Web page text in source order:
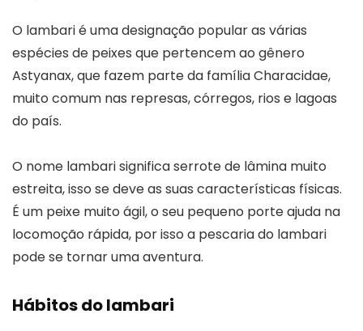
O lambari é uma designação popular as várias
espécies de peixes que pertencem ao gênero
Astyanax, que fazem parte da família Characidae,
muito comum nas represas, córregos, rios e lagoas
do país.
O nome lambari significa serrote de lâmina muito
estreita, isso se deve as suas características físicas.
É um peixe muito ágil, o seu pequeno porte ajuda na
locomoção rápida, por isso a pescaria do lambari
pode se tornar uma aventura.
Hábitos do lambari